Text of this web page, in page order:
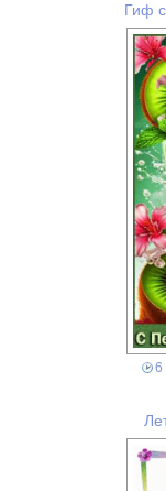
Гиф
6